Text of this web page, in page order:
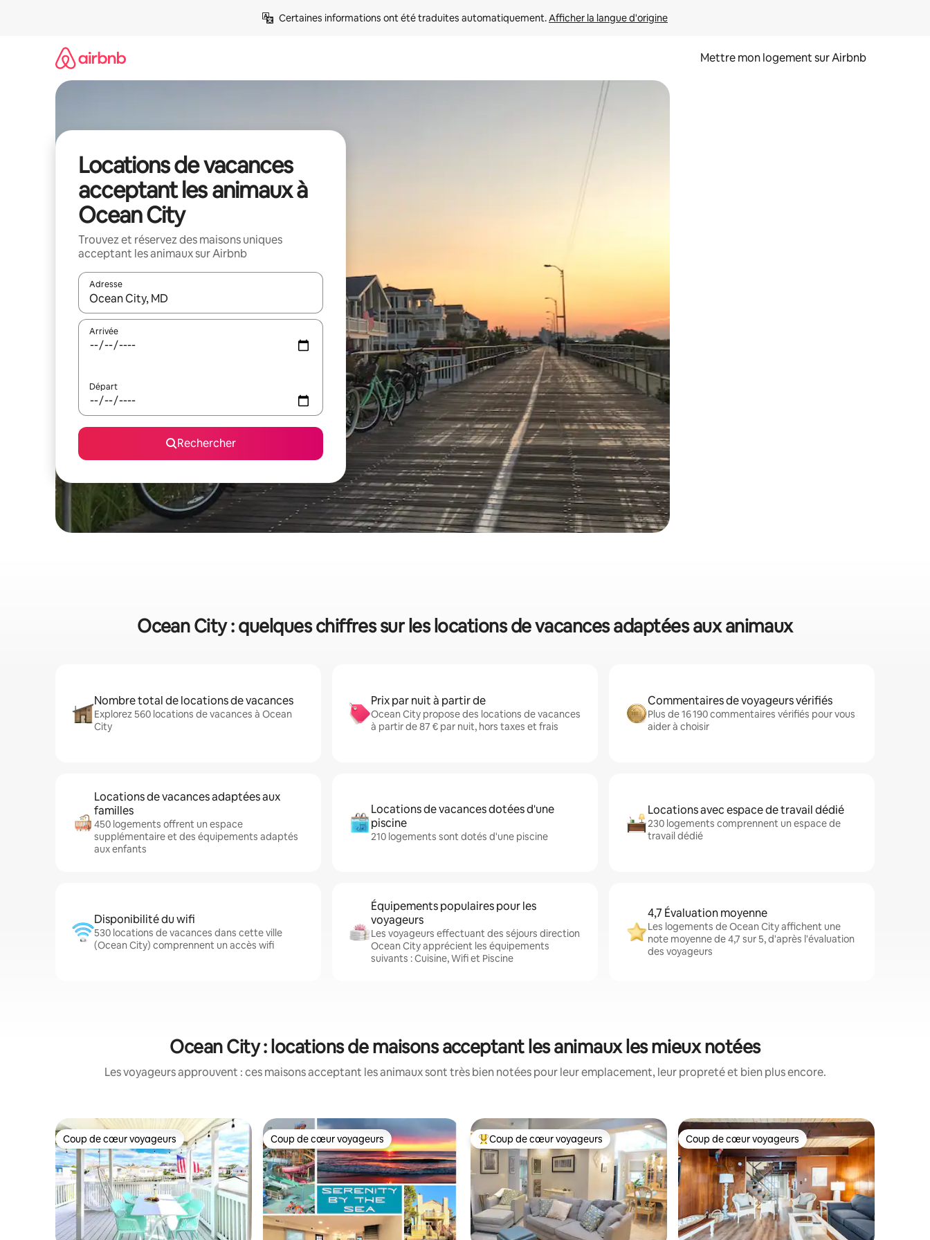
Certaines informations ont été traduites automatiquement. Afficher la langue d'origine
Mettre mon logement sur Airbnb
Locations de vacances
acceptant les animaux à
Ocean City
Trouvez et réservez des maisons uniques
acceptant les animaux sur Airbnb
Adresse
Lorsque les résultats s'affichent, utilisez les flèches vers le haut et vers le bas pour les parcourir ou en appuyant et en faisant glisser.
Arrivée
Départ
Rechercher
Ocean City : quelques chiffres sur les locations de vacances adaptées aux animaux
Nombre total de locations de vacances
Explorez 560 locations de vacances à Ocean
City
Prix par nuit à partir de
Ocean City propose des locations de vacances
à partir de 87 € par nuit, hors taxes et frais
Commentaires de voyageurs vérifiés
Plus de 16 190 commentaires vérifiés pour vous
aider à choisir
Locations de vacances adaptées aux
familles
450 logements offrent un espace
supplémentaire et des équipements adaptés
aux enfants
Locations de vacances dotées d'une
piscine
210 logements sont dotés d'une piscine
Locations avec espace de travail dédié
230 logements comprennent un espace de
travail dédié
Disponibilité du wifi
530 locations de vacances dans cette ville
(Ocean City) comprennent un accès wifi
Équipements populaires pour les
voyageurs
Les voyageurs effectuant des séjours direction
Ocean City apprécient les équipements
suivants : Cuisine, Wifi et Piscine
4,7 Évaluation moyenne
Les logements de Ocean City affichent une
note moyenne de 4,7 sur 5, d'après l'évaluation
des voyageurs
Ocean City : locations de maisons acceptant les animaux les mieux notées
Les voyageurs approuvent : ces maisons acceptant les animaux sont très bien notées pour leur emplacement, leur propreté et bien plus encore.
Coup de cœur voyageurs
Coup de cœur voyageurs Coup de cœur voyageurs
Coup de cœur voyageurs Coups de cœur voyageurs les plus appréciés
Coup de cœur voyageurs Coup de cœur voyageurs
Coup de cœur voyageurs